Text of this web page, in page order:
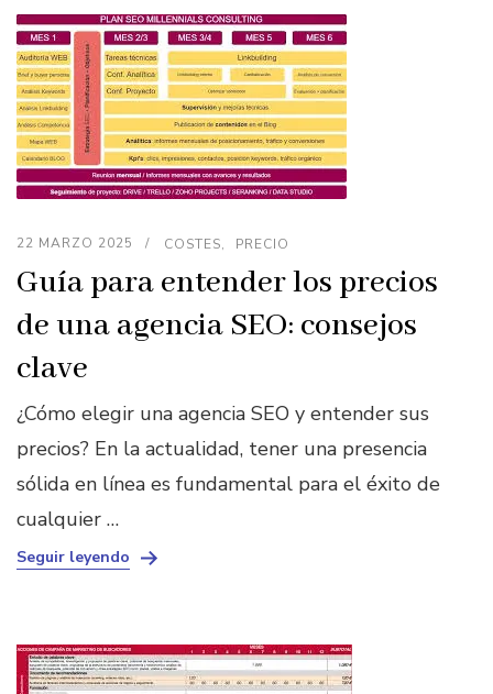
22 MARZO 2025 COSTES PRECIO
Guía para entender los precios
de una agencia SEO: consejos
clave
¿Cómo elegir una agencia SEO y entender sus
precios? En la actualidad, tener una presencia
sólida en línea es fundamental para el éxito de
cualquier …
Seguir leyendo